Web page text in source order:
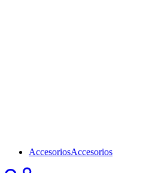
AccesoriosAccesorios